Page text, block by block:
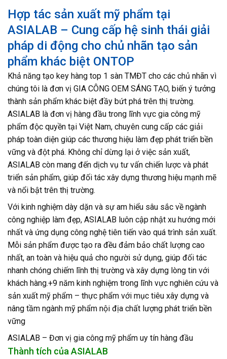
Hợp tác sản xuất mỹ phẩm tại
ASIALAB – Cung cấp hệ sinh thái giải
pháp di động cho chủ nhãn tạo sản
phẩm khác biệt ONTOP
Khả năng tạo key hàng top 1 sàn TMĐT cho các chủ nhãn vì
chúng tôi là đơn vị GIA CÔNG OEM SÁNG TẠO, biến ý tưởng
thành sản phẩm khác biệt đầy bứt phá trên thị trường.
ASIALAB là đơn vị hàng đầu trong lĩnh vực gia công mỹ
phẩm độc quyền tại Việt Nam, chuyên cung cấp các giải
pháp toàn diện giúp các thương hiệu làm đẹp phát triển bền
vững và đột phá. Không chỉ dừng lại ở việc sản xuất,
ASIALAB còn mang đến dịch vụ tư vấn chiến lược và phát
triển sản phẩm, giúp đối tác xây dựng thương hiệu mạnh mẽ
và nổi bật trên thị trường.
Với kinh nghiệm dày dặn và sự am hiểu sâu sắc về ngành
công nghiệp làm đẹp, ASIALAB luôn cập nhật xu hướng mới
nhất và ứng dụng công nghệ tiên tiến vào quá trình sản xuất.
Mỗi sản phẩm được tạo ra đều đảm bảo chất lượng cao
nhất, an toàn và hiệu quả cho người sử dụng, giúp đối tác
nhanh chóng chiếm lĩnh thị trường và xây dựng lòng tin với
khách hàng.+9 năm kinh nghiệm trong lĩnh vực nghiên cứu và
sản xuất mỹ phẩm – thực phẩm với mục tiêu xây dựng và
nâng tầm ngành mỹ phẩm nội địa chất lượng phát triển bền
vững
ASIALAB – Đơn vị gia công mỹ phẩm uy tín hàng đầu
Thành tích của ASIALAB